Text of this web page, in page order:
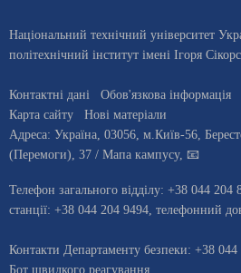
Національний технічний університет
політехнічний інститут імені Ігоря
Контактні дані Обов'язкова інформація
Карта сайту
Нові матеріали
Адреса: Україна 03056 , м. Київ-56,
(Перемоги), 37 / Мапа кампусу, 📧
Телефон загального відділу: +38 044 204
станцiї: +38 044 204 9494 телефонний
Контакти Департаменту безпеки: +38
Бот швидкого реагування